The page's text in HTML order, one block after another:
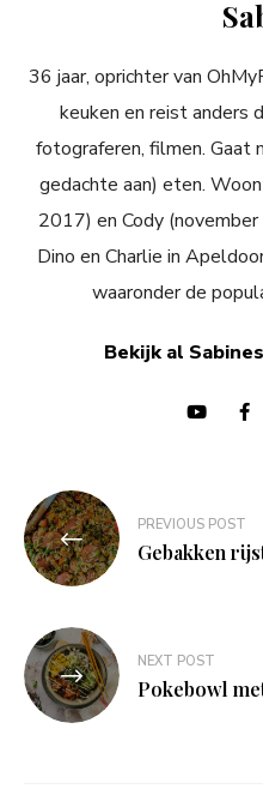
36 jaar, oprichter van
keuken en reist anders
fotograferen, filmen. Gaat
gedachte aan) eten.
2017) en Cody
Dino en Charlie in
waaronder de
Bekijk al
Bericht
navigatie
PREVIOUS POST
Gebakken
NEXT POST
Pokebowl